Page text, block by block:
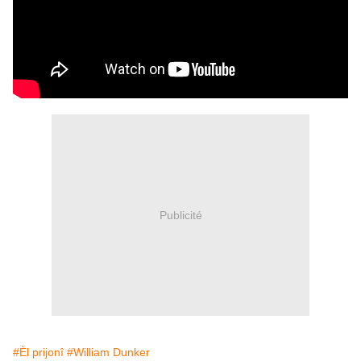
Publicité
#Èl prijonî #William Dunker